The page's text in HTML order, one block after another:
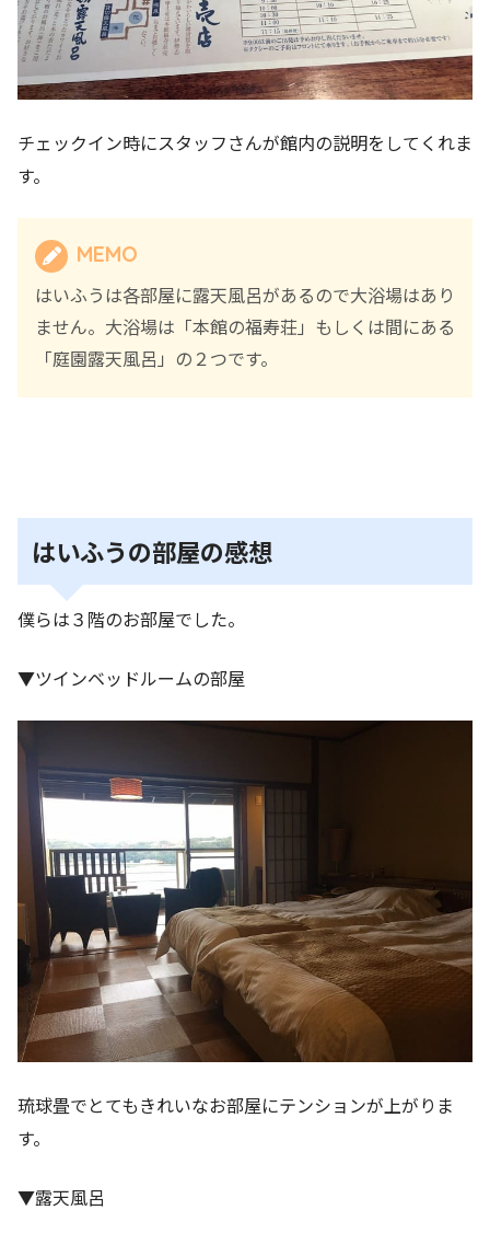
チェックイン時にスタッフさんが館内の説明をしてくれま
す。
MEMO
はいふうは各部屋に露天風呂があるので大浴場はあり
ません。大浴場は「本館の福寿荘」もしくは間にある
「庭園露天風呂」の２つです。
はいふうの部屋の感想
僕らは３階のお部屋でした。
▼ツインベッドルームの部屋
琉球畳でとてもきれいなお部屋にテンションが上がりま
す。
▼露天風呂